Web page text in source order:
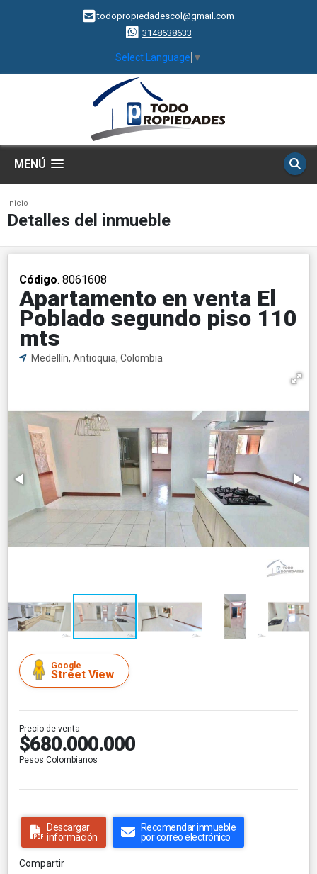
todopropiedadescol@gmail.com
3148638633
Select Language ▼
MENÚ
Inicio
Detalles del inmueble
Código. 8061608
Apartamento en venta El
Poblado segundo piso 110
mts
Medellín, Antioquia, Colombia
Google
Street View
Precio de venta
$680.000.000
Pesos Colombianos
Descargar
información
Recomendar inmueble
por correo electrónico
Compartir